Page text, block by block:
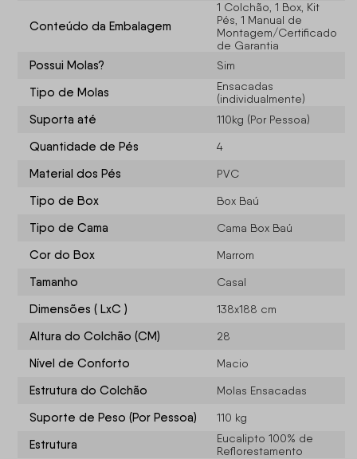
Conteúdo da Embalagem
1 Colchão, 1 Box, Kit
Pés, 1 Manual de
Montagem/Certificado
de Garantia
Possui Molas? Sim
Tipo de Molas
Ensacadas
(individualmente)
Suporta até 110kg (Por Pessoa)
Quantidade de Pés 4
Material dos Pés PVC
Tipo de Box Box Baú
Tipo de Cama Cama Box Baú
Cor do Box Marrom
Tamanho Casal
Dimensões ( LxC ) 138x188 cm
Altura do Colchão (CM) 28
Nível de Conforto Macio
Estrutura do Colchão Molas Ensacadas
Suporte de Peso (Por Pessoa) 110 kg
Estrutura
Eucalipto 100% de
Reflorestamento